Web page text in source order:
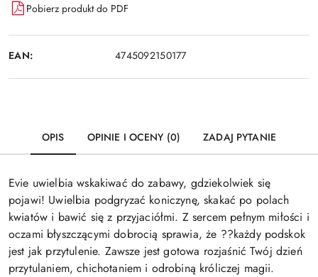
Pobierz produkt do PDF
EAN: 4745092150177
OPIS OPINIE I OCENY (0) ZADAJ PYTANIE
Evie uwielbia wskakiwać do zabawy, gdziekolwiek się
pojawi! Uwielbia podgryzać koniczynę, skakać po polach
kwiatów i bawić się z przyjaciółmi. Z sercem pełnym miłości i
oczami błyszczącymi dobrocią sprawia, że ??każdy podskok
jest jak przytulenie. Zawsze jest gotowa rozjaśnić Twój dzień
przytulaniem, chichotaniem i odrobiną króliczej magii.